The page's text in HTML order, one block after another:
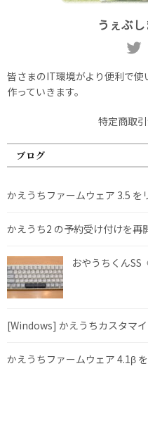
うぇぶ
皆さまのIT環境がより便利で
作っていきます。
特定商取
ブログ
かえうちファームウェア 3.5 を
かえうち2 の予約受け付けを再
おやうちくんSS
[Windows] かえうちカスタマ
かえうちファームウェア 4.1β